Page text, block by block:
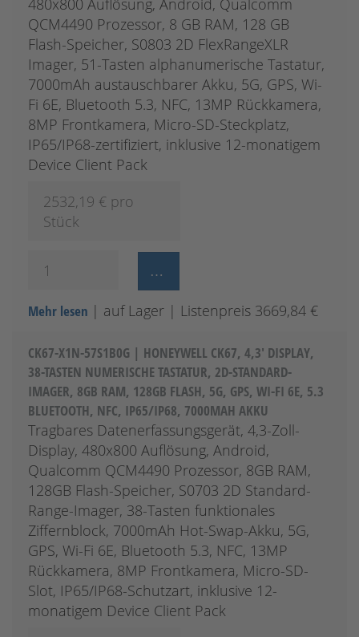
480x800 Auflösung, Android, Qualcomm
QCM4490 Prozessor, 8 GB RAM, 128 GB
Flash-Speicher, S0803 2D FlexRangeXLR
Imager, 51-Tasten alphanumerische Tastatur,
7000mAh austauschbarer Akku, 5G, GPS, Wi-
Fi 6E, Bluetooth 5.3, NFC, 13MP Rückkamera,
8MP Frontkamera, Micro-SD-Steckplatz,
IP65/IP68-zertifiziert, inklusive 12-monatigem
Device Client Pack
2532,19 € pro
Stück
Mehr lesen | auf Lager | Listenpreis 3669,84 €
CK67-X1N-57S1B0G | HONEYWELL CK67, 4,3' DISPLAY,
38-TASTEN NUMERISCHE TASTATUR, 2D-STANDARD-
IMAGER, 8GB RAM, 128GB FLASH, 5G, GPS, WI-FI 6E, 5.3
BLUETOOTH, NFC, IP65/IP68, 7000MAH AKKU
Tragbares Datenerfassungsgerät, 4,3-Zoll-
Display, 480x800 Auflösung, Android,
Qualcomm QCM4490 Prozessor, 8GB RAM,
128GB Flash-Speicher, S0703 2D Standard-
Range-Imager, 38-Tasten funktionales
Ziffernblock, 7000mAh Hot-Swap-Akku, 5G,
GPS, Wi-Fi 6E, Bluetooth 5.3, NFC, 13MP
Rückkamera, 8MP Frontkamera, Micro-SD-
Slot, IP65/IP68-Schutzart, inklusive 12-
monatigem Device Client Pack